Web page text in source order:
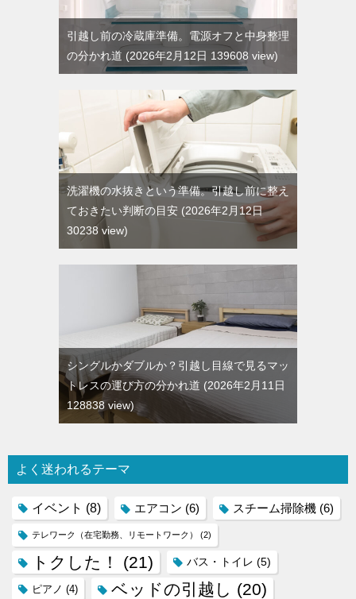
引越し前の冷蔵庫準備。電源オフと中身整理
の分かれ道
2026年2月12日 139608 view
洗濯機の水抜きという準備。引越し前に整え
ておきたい判断の目安
2026年2月12日
30238 view
シングルかダブルか？引越し目線で見るマッ
トレスの運び方の分かれ道
2026年2月11日
128838 view
よく迷われるテーマ
イベント (8) エアコン (6) スチーム掃除機 (6)
テレワーク（在宅勤務、リモートワーク） (2)
トクした！ (21) バス・トイレ (5)
ピアノ (4) ベッドの引越し (20)